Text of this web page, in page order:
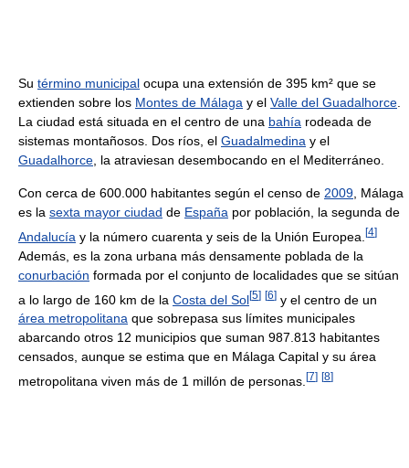
Su término municipal ocupa una extensión de 395 km² que se
extienden sobre los Montes de Málaga y el Valle del Guadalhorce
La ciudad está situada en el centro de una bahía rodeada de
sistemas montañosos. Dos ríos, el Guadalmedina y el
Guadalhorce , la atraviesan desembocando en el Mediterráneo.
Con cerca de 600.000 habitantes según el censo de 2009 , Málaga
es la sexta mayor ciudad de España por población, la segunda de
Andalucía y la número cuarenta y seis de la Unión Europea. [4]
Además, es la zona urbana más densamente poblada de la
conurbación formada por el conjunto de localidades que se sitúan
a lo largo de 160 km de la Costa del Sol[5] [6] y el centro de un
área metropolitana que sobrepasa sus límites municipales
abarcando otros 12 municipios que suman 987.813 habitantes
censados, aunque se estima que en Málaga Capital y su área
metropolitana viven más de 1 millón de personas. [7] [8]